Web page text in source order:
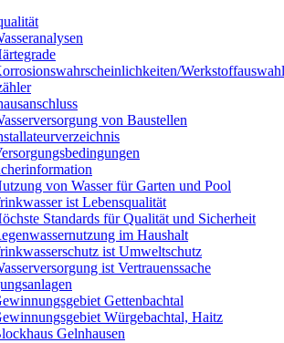
Werkstoffauswahl
von Baustellen
von Wasser für Garten und Pool
ist Lebensqualität
Standards für Qualität und Sicherheit
im Haushalt
ist Umweltschutz
ist Vertrauenssache
Gettenbachtal
Würgebachtal, Haitz
Gelnhausen